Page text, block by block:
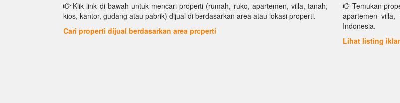
Klik link di bawah untuk mencari properti (rumah, ruko, apartemen, villa, tanah,
kios, kantor, gudang atau pabrik) dijual di berdasarkan area atau lokasi properti.
Cari properti dijual berdasarkan area properti
Temukan
apartemen
Indonesia.
Lihat listing